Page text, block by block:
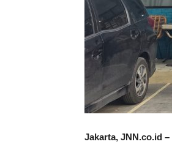
Jakarta, JNN.co.id –